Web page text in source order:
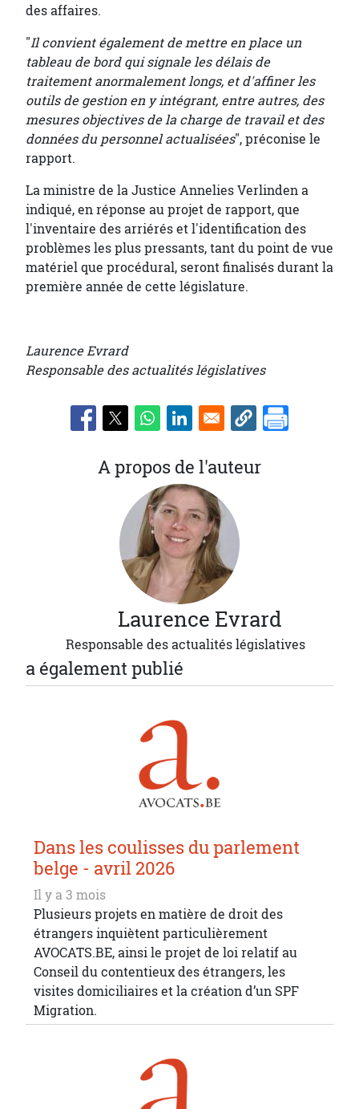
des affaires.
"Il convient également de mettre en place un
tableau de bord qui signale les délais de
traitement anormalement longs, et d'affiner les
outils de gestion en y intégrant, entre autres, des
mesures objectives de la charge de travail et des
données du personnel actualisées", préconise le
rapport.
La ministre de la Justice Annelies Verlinden a
indiqué, en réponse au projet de rapport, que
l'inventaire des arriérés et l'identification des
problèmes les plus pressants, tant du point de vue
matériel que procédural, seront finalisés durant la
première année de cette législature.
Laurence Evrard
Responsable des actualités législatives
A propos de l'auteur
Laurence Evrard
Responsable des actualités législatives
a également publié
Dans les coulisses du parlement
belge - avril 2026
Il y a 3 mois
Plusieurs projets en matière de droit des
étrangers inquiètent particulièrement
AVOCATS.BE, ainsi le projet de loi relatif au
Conseil du contentieux des étrangers, les
visites domiciliaires et la création d’un SPF
Migration.